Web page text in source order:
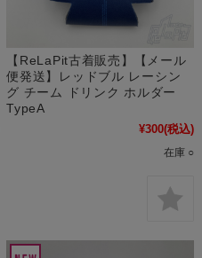
【ReLaPit古着販売】【メール
便発送】レッドブル レーシン
グ チーム ドリンク ホルダー
TypeA
¥300(税込)
在庫 ○